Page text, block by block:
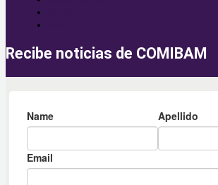
Recibe noticias de COMIBAM